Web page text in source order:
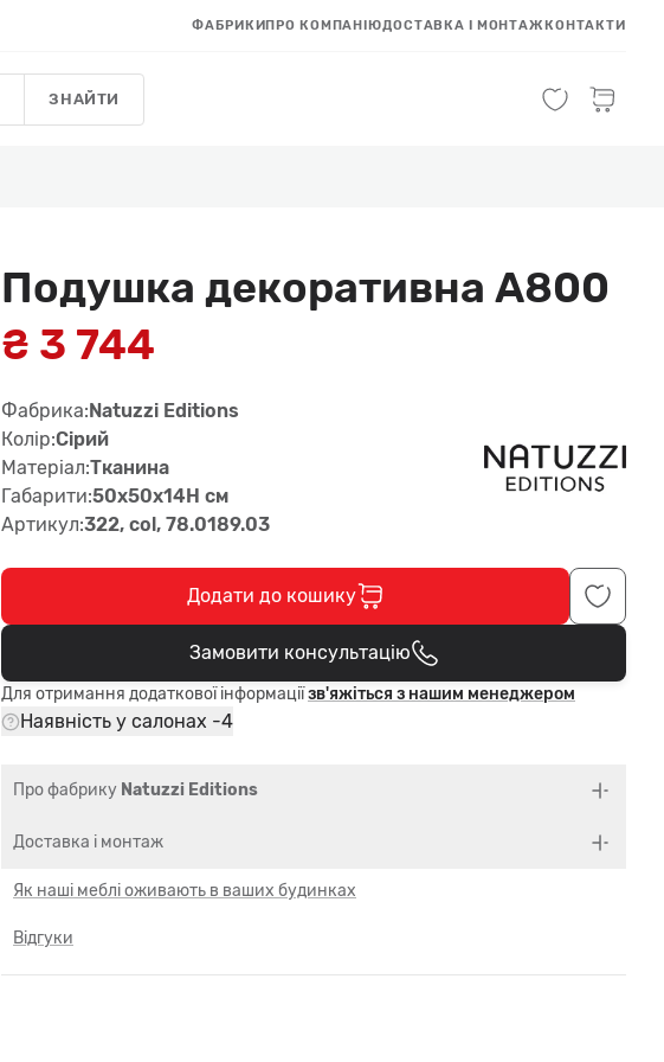
ФАБРИКИПРО КОМПАНІЮДОСТАВКА І МОНТАЖКОНТАКТИ
ЗНАЙТИ
Подушка декоративна A800
₴ 3 744
Фабрика:Natuzzi Editions
Колір:Сірий
Матеріал:Тканина
Габарити:50x50x14H см
Артикул:322, col, 78.0189.03
Додати до кошику
В кошику
Замовити консультацію
Для отримання додаткової інформаціїзв'яжіться з нашим менеджером
Наявність у салонах -4
Про фабрику Natuzzi Editions
Доставка і монтаж
Як наші меблі оживають в ваших будинках
Відгуки